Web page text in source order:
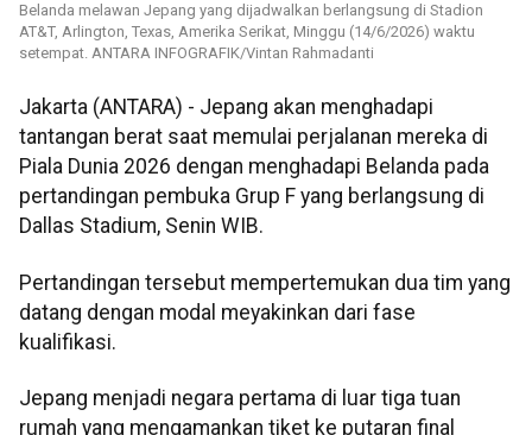
Belanda melawan Jepang yang dijadwalkan berlangsung di Stadion
AT&T, Arlington, Texas, Amerika Serikat, Minggu (14/6/2026) waktu
setempat. ANTARA INFOGRAFIK/Vintan Rahmadanti
Jakarta (ANTARA) - Jepang akan menghadapi
tantangan berat saat memulai perjalanan mereka di
Piala Dunia 2026 dengan menghadapi Belanda pada
pertandingan pembuka Grup F yang berlangsung di
Dallas Stadium, Senin WIB.
Pertandingan tersebut mempertemukan dua tim yang
datang dengan modal meyakinkan dari fase
kualifikasi.
Jepang menjadi negara pertama di luar tiga tuan
rumah yang mengamankan tiket ke putaran final